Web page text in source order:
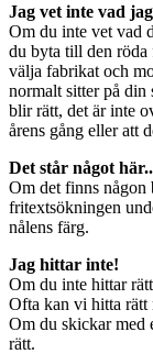
Jag vet inte vad
Om du inte vet vad
du byta till den röda
välja fabrikat och
normalt sitter på din
blir rätt, det är inte
årens gång eller att
Det står något
Om det finns någon
fritextsökningen
nålens färg.
Jag hittar inte!
Om du inte hittar
Ofta kan vi hitta rätt
Om du skickar med
rätt.